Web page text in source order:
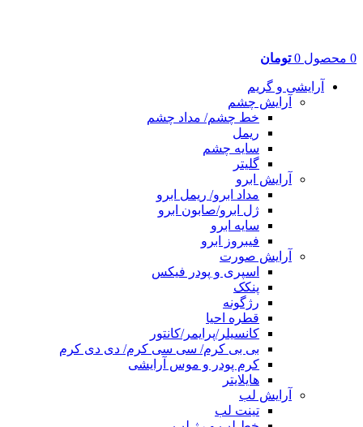
0 محصول 0 تومان
آرایشی و گریم
آرایش چشم
خط چشم/ مداد چشم
ریمل
سایه چشم
گلیتر
آرایش ابرو
مداد ابرو/ ریمل ابرو
ژل ابرو/صابون ابرو
سایه ابرو
فیبروز ابرو
آرایش صورت
اسپری و پودر فیکس
پنکک
رژگونه
قطره احیا
کانسیلر/پرایمر/کانتور
بی بی کرم/ سی سی کرم/ دی دی کرم
کرم پودر و موس آرایشی
هایلایتر
آرایش لب
تینت لب